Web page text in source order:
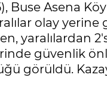
Buse Asena
olay
güvenlik
görüldü.